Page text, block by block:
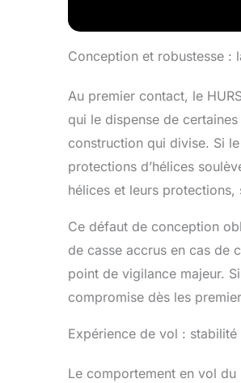
Conception et robustesse :
Au premier contact, le
qui le dispense de
construction qui divise. Si
protections d’hélices
hélices et leurs
Ce défaut de conception
de casse accrus en cas de
point de vigilance majeur.
compromise dès les
Expérience de vol :
Le comportement en vol du